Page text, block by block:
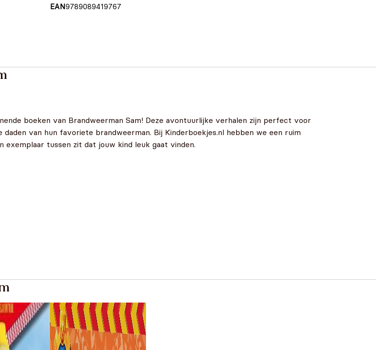
EAN9789089419767
boeken van Brandweerman Sam! Deze avontuurlijke verhalen zijn perfect voor
van hun favoriete brandweerman. Bij Kinderboekjes.nl hebben we een ruim
exemplaar tussen zit dat jouw kind leuk gaat vinden.